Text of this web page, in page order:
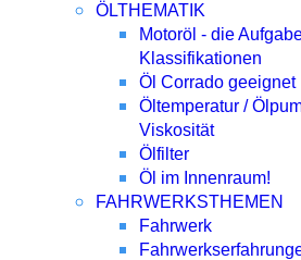
ÖLTHEMATIK
Motoröl - die
Klassifikationen
Öl Corrado geeignet
Öltemperatur /
Viskosität
Ölfilter
Öl im Innenraum!
FAHRWERKSTHEMEN
Fahrwerk